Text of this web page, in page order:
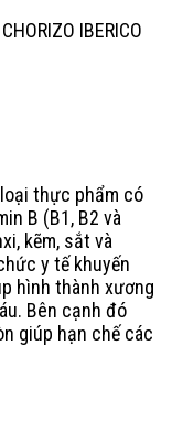
loại thực phẩm có
B (B1, B2 và
kẽm, sắt và
y tế khuyến
hình thành xương
Bên cạnh đó
giúp hạn chế các